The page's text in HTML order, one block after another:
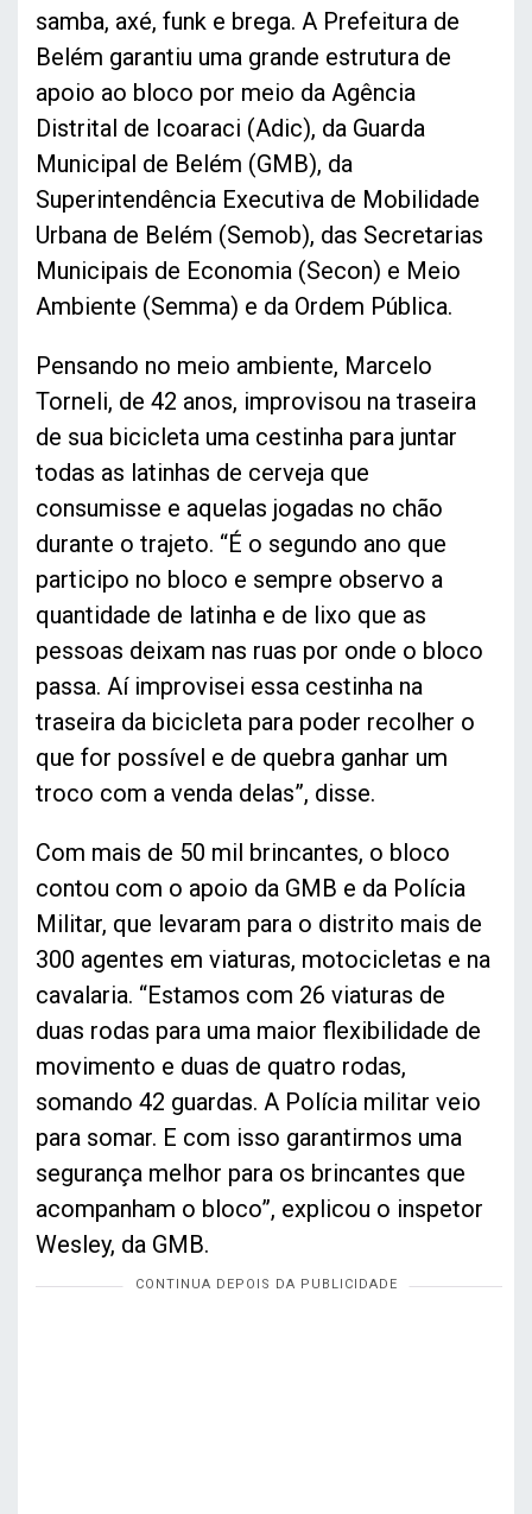
samba, axé, funk e brega. A Prefeitura de
Belém garantiu uma grande estrutura de
apoio ao bloco por meio da Agência
Distrital de Icoaraci (Adic), da Guarda
Municipal de Belém (GMB), da
Superintendência Executiva de Mobilidade
Urbana de Belém (Semob), das Secretarias
Municipais de Economia (Secon) e Meio
Ambiente (Semma) e da Ordem Pública.
Pensando no meio ambiente, Marcelo
Torneli, de 42 anos, improvisou na traseira
de sua bicicleta uma cestinha para juntar
todas as latinhas de cerveja que
consumisse e aquelas jogadas no chão
durante o trajeto. “É o segundo ano que
participo no bloco e sempre observo a
quantidade de latinha e de lixo que as
pessoas deixam nas ruas por onde o bloco
passa. Aí improvisei essa cestinha na
traseira da bicicleta para poder recolher o
que for possível e de quebra ganhar um
troco com a venda delas”, disse.
Com mais de 50 mil brincantes, o bloco
contou com o apoio da GMB e da Polícia
Militar, que levaram para o distrito mais de
300 agentes em viaturas, motocicletas e na
cavalaria. “Estamos com 26 viaturas de
duas rodas para uma maior flexibilidade de
movimento e duas de quatro rodas,
somando 42 guardas. A Polícia militar veio
para somar. E com isso garantirmos uma
segurança melhor para os brincantes que
acompanham o bloco”, explicou o inspetor
Wesley, da GMB.